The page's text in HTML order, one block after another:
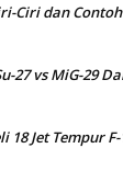
Ciri dan
27 vs MiG-29
18 Jet Tempur